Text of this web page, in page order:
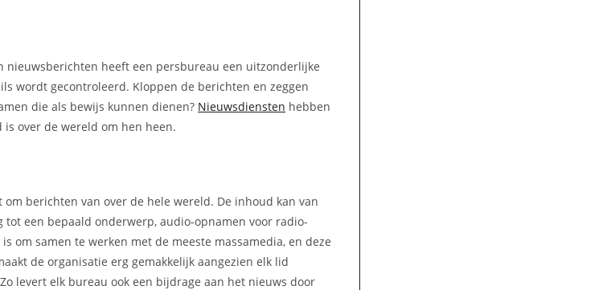
heeft een persbureau een uitzonderlijke
wordt gecontroleerd. Kloppen de berichten en zeggen
die als bewijs kunnen dienen? Nieuwsdiensten hebben
over de wereld om hen heen.
berichten van over de hele wereld. De inhoud kan van
een bepaald onderwerp, audio-opnamen voor radio-
om samen te werken met de meeste massamedia, en deze
de organisatie erg gemakkelijk aangezien elk lid
levert elk bureau ook een bijdrage aan het nieuws door